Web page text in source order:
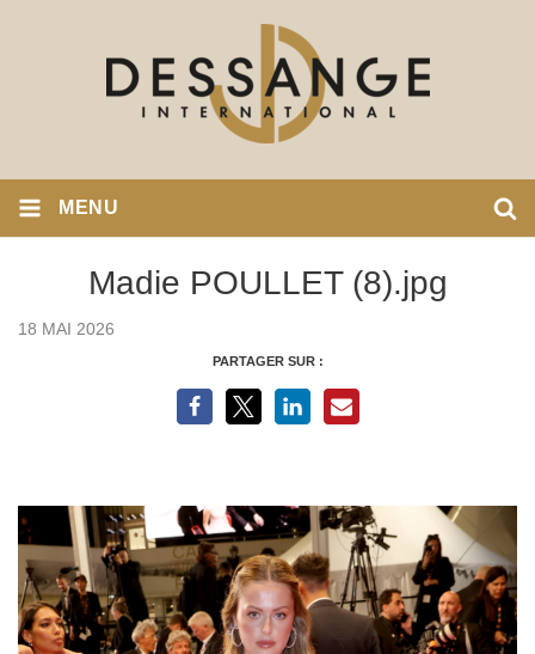
MENU
Madie POULLET (8).jpg
18 MAI 2026
PARTAGER SUR :